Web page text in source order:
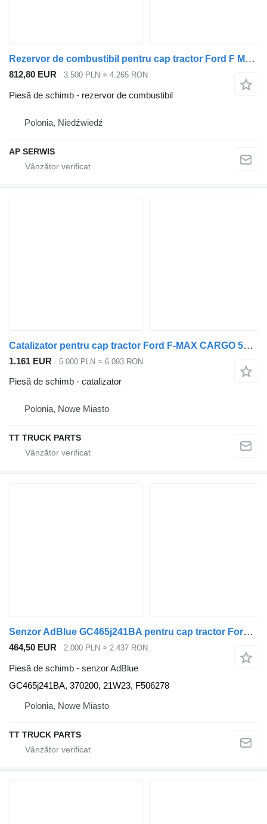
Rezervor de combustibil pentru cap tractor Ford F MAX F LINE CARGO
812,80 EUR 3.500 PLN ≈ 4.265 RON
Piesă de schimb - rezervor de combustibil
Polonia, Niedźwiedź
AP SERWIS
Catalizator pentru cap tractor Ford F-MAX CARGO 500 EURO
1.161 EUR 5.000 PLN ≈ 6.093 RON
Piesă de schimb - catalizator
Polonia, Nowe Miasto
TT TRUCK PARTS
Senzor AdBlue GC465j241BA pentru cap tractor Ford F-MAX CARGO
464,50 EUR 2.000 PLN ≈ 2.437 RON
Piesă de schimb - senzor AdBlue
GC465j241BA, 370200, 21W23, F506278
Polonia, Nowe Miasto
TT TRUCK PARTS